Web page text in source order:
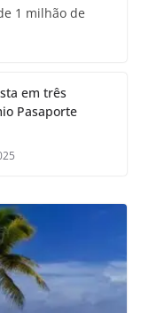
1 milhão de
em três
Pasaporte